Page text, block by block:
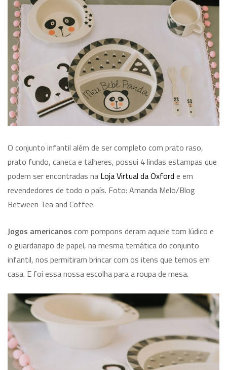
O conjunto infantil além de ser completo com prato raso,
prato fundo, caneca e talheres, possui 4 lindas estampas que
podem ser encontradas na Loja Virtual da Oxford e em
revendedores de todo o país. Foto: Amanda Melo/Blog
Between Tea and Coffee.
Jogos americanos com pompons deram aquele tom lúdico e
o guardanapo de papel, na mesma temática do conjunto
infantil, nos permitiram brincar com os itens que temos em
casa. E foi essa nossa escolha para a roupa de mesa.